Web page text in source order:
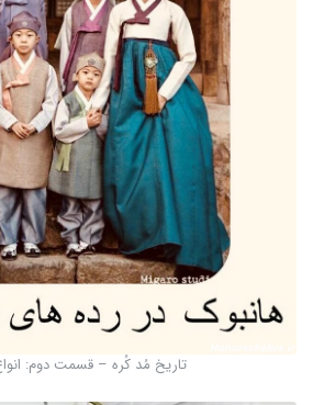
تاریخ مُد کُره – قسمت دوم: